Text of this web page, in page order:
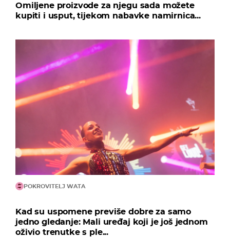
Omiljene proizvode za njegu sada možete
kupiti i usput, tijekom nabavke namirnica...
POKROVITELJ WATA
Kad su uspomene previše dobre za samo
jedno gledanje: Mali uređaj koji je još jednom
oživio trenutke s ple...